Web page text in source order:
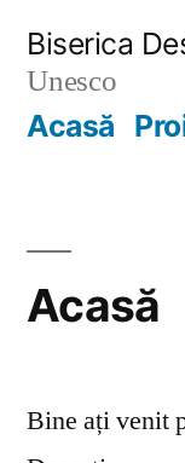
content
Biserica
Unesco
Acasă
Acasă
Bine ați venit